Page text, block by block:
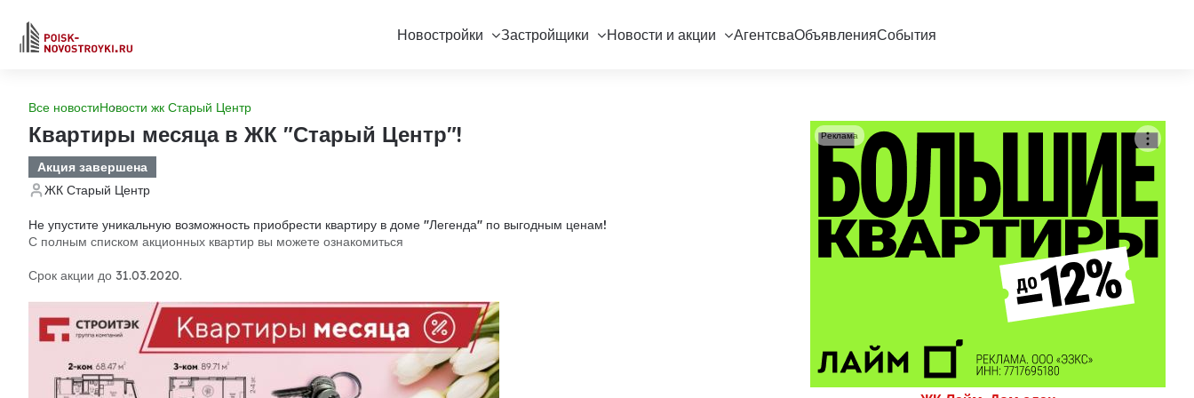
Новостройки Застройщики Новости и акции АгентсваОбъявленияСобытия
Все новостиНовости жк Старый Центр
Квартиры месяца в ЖК "Старый Центр"!
Акция завершена
ЖК Старый Центр
Не упустите уникальную возможность приобрести квартиру в доме "Легенда" по выгодным ценам!
С полным списком акционных квартир вы можете ознакомиться
Срок акции до 31.03.2020.
Реклама